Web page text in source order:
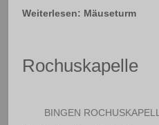
Weiterlesen: Mäuseturm
Rochuskapelle
BINGEN